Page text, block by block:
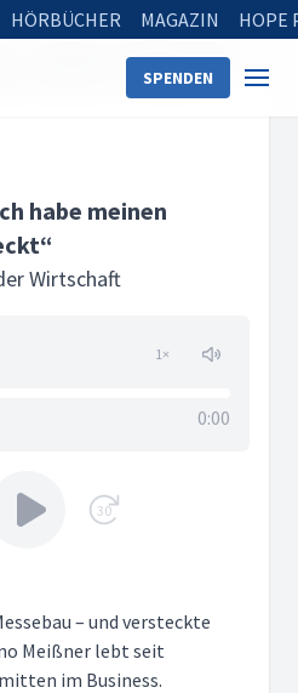
HÖRBÜCHER MAGAZIN HOPE
SPENDEN
c - Christen in der Wirtschaft
Glauben nie versteckt“
habe meinen
Wirtschaft
1×
0:00
30
– und versteckte
Meißner lebt seit
im Business.